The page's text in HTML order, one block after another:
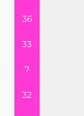
36
33
7
32